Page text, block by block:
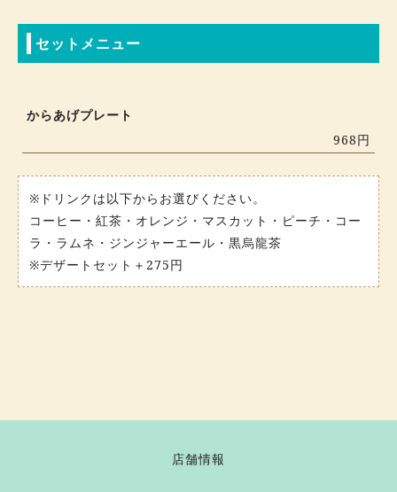
セットメニュー
からあげプレート
968円
※ドリンクは以下からお選びください。
コーヒー・紅茶・オレンジ・マスカット・ピーチ・コー
ラ・ラムネ・ジンジャーエール・黒烏龍茶
※デザートセット＋275円
店舗情報